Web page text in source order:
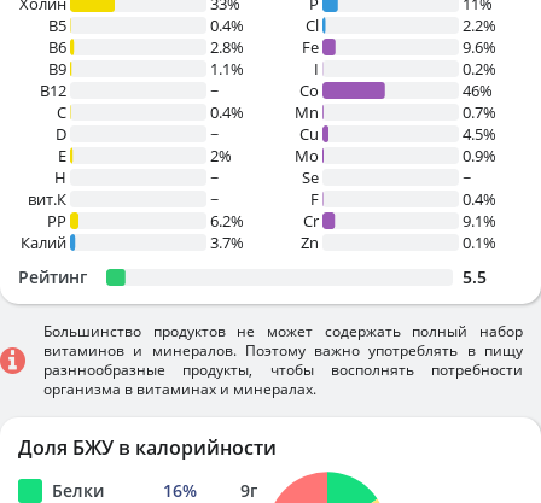
B5
0.4%
B6
2.8%
B9
1.1%
B12
~
C
0.4%
D
~
E
2%
H
~
вит.К
~
PP
6.2%
Калий
3.7%
Cl
2.2%
Fe
9.6%
I
0.2%
Co
46%
Mn
0.7%
Cu
4.5%
Mo
0.9%
Se
~
F
0.4%
Cr
9.1%
Zn
0.1%
Рейтинг 5.5
Большинство продуктов не может содержать полный набор
витаминов и минералов. Поэтому важно употреблять в пищу
разннообразные продукты, чтобы восполнять потребности
организма в витаминах и минералах.
Доля БЖУ в калорийности
Белки 16% 9г